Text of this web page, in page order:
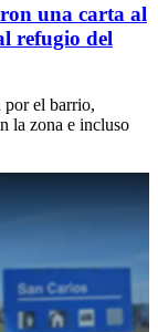
una carta al
refugio del
por el barrio,
la zona e incluso
por